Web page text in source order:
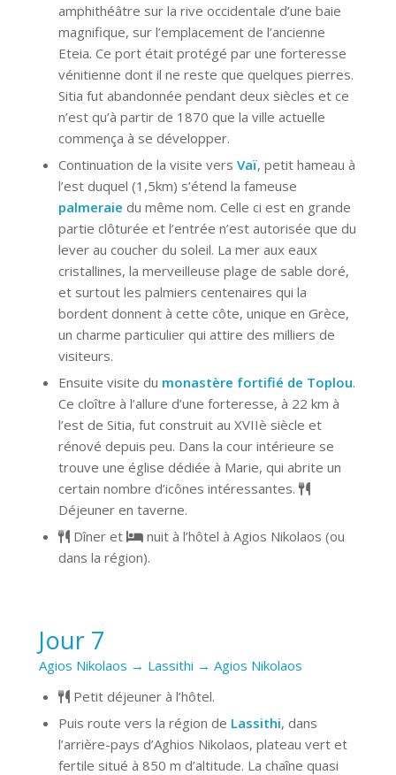
amphithéâtre sur la rive occidentale d’une baie
magnifique, sur l’emplacement de l’ancienne
Eteia. Ce port était protégé par une forteresse
vénitienne dont il ne reste que quelques pierres.
Sitia fut abandonnée pendant deux siècles et ce
n’est qu’à partir de 1870 que la ville actuelle
commença à se développer.
Continuation de la visite vers Vaï, petit hameau à
l’est duquel (1,5km) s’étend la fameuse
palmeraie du même nom. Celle ci est en grande
partie clôturée et l’entrée n’est autorisée que du
lever au coucher du soleil. La mer aux eaux
cristallines, la merveilleuse plage de sable doré,
et surtout les palmiers centenaires qui la
bordent donnent à cette côte, unique en Grèce,
un charme particulier qui attire des milliers de
visiteurs.
Ensuite visite du monastère fortifié de Toplou.
Ce cloître à l’allure d’une forteresse, à 22 km à
l’est de Sitia, fut construit au XVIIè siècle et
rénové depuis peu. Dans la cour intérieure se
trouve une église dédiée à Marie, qui abrite un
certain nombre d’icônes intéressantes.
Déjeuner en taverne.
Dîner et
nuit à l’hôtel à Agios Nikolaos (ou
dans la région).
Jour 7
Agios Nikolaos → Lassithi → Agios Nikolaos
Petit déjeuner à l’hôtel.
Puis route vers la région de Lassithi, dans
l’arrière-pays d’Aghios Nikolaos, plateau vert et
fertile situé à 850 m d’altitude. La chaîne quasi